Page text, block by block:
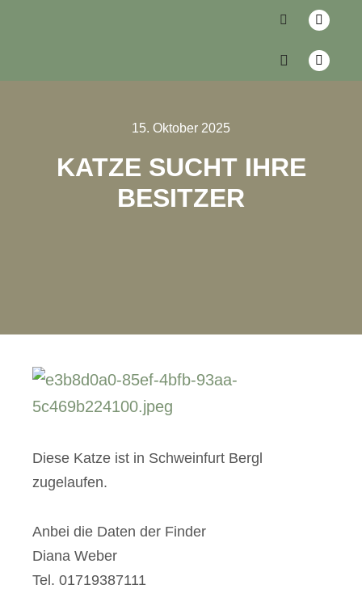
15. Oktober 2025
KATZE SUCHT IHRE
BESITZER
Diese Katze ist in Schweinfurt Bergl
zugelaufen.
Anbei die Daten der Finder
Diana Weber
Tel. 01719387111